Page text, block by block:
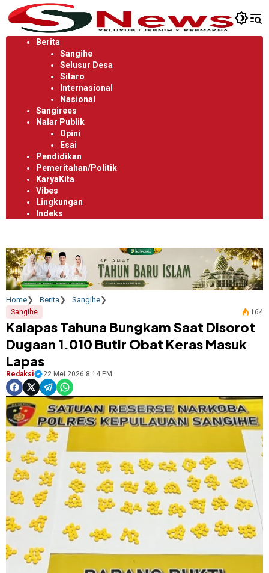
Langsung
ke
konten
Berita
Sangihe
Selusur Desa
Sitaro
Internasional
Nasional
Sangirees
Nalar Publik
Opini
Esai
Pendidikan
Pemeritahan/Politik
KaryaKita
Vibes
Lingkungan
Indeks
Home Berita Sangihe
Sangihe 164
Kalapas Tahuna Bungkam Saat Disorot
Dugaan 1.010 Butir Obat Keras Masuk
Lapas
Redaksi 22 Mei 2026 8:14 PM